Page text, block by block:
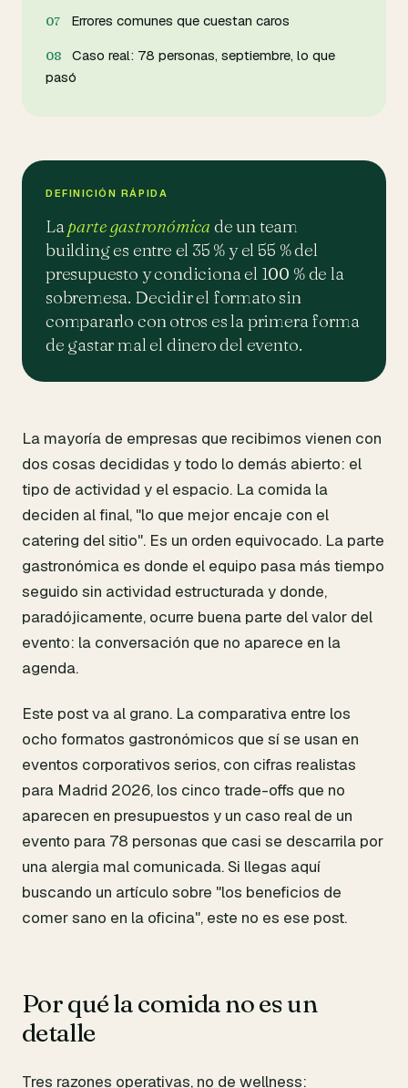
Errores comunes que cuestan caros
Caso real: 78 personas, septiembre, lo que
pasó
DEFINICIÓN RÁPIDA
Laparte gastronómica de un team
building es entre el 35 % y el 55 % del
presupuesto y condiciona el 100 % de la
sobremesa. Decidir el formato sin
compararlo con otros es la primera forma
de gastar mal el dinero del evento.
La mayoría de empresas que recibimos vienen con
dos cosas decididas y todo lo demás abierto: el
tipo de actividad y el espacio. La comida la
deciden al final, "lo que mejor encaje con el
catering del sitio". Es un orden equivocado. La parte
gastronómica es donde el equipo pasa más tiempo
seguido sin actividad estructurada y donde,
paradójicamente, ocurre buena parte del valor del
evento: la conversación que no aparece en la
agenda.
Este post va al grano. La comparativa entre los
ocho formatos gastronómicos que sí se usan en
eventos corporativos serios, con cifras realistas
para Madrid 2026, los cinco trade-offs que no
aparecen en presupuestos y un caso real de un
evento para 78 personas que casi se descarrila por
una alergia mal comunicada. Si llegas aquí
buscando un artículo sobre "los beneficios de
comer sano en la oficina", este no es ese post.
Por qué la comida no es un
detalle
Tres razones operativas, no de wellness: